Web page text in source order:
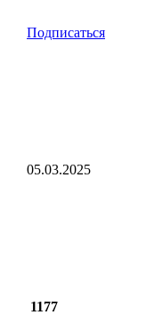
Подписаться
05.03.2025
1177